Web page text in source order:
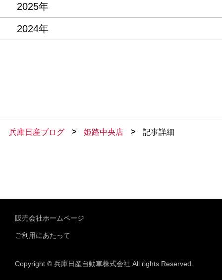
2025年
2024年
兵庫日産ブログ > 姫路中央店 > 記事詳細
販売会社ホームページ
ご利用にあたって
Copyright © 兵庫日産自動車株式会社 All rights Reserved.